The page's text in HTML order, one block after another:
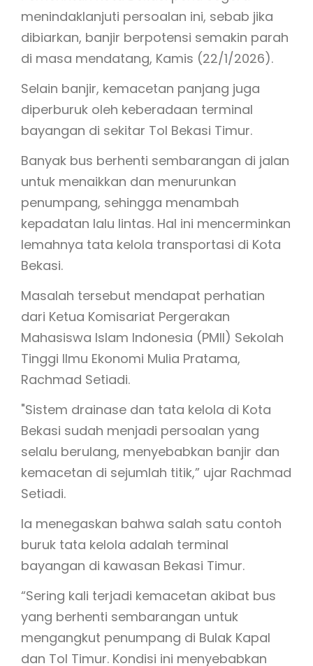
menindaklanjuti persoalan ini, sebab jika
dibiarkan, banjir berpotensi semakin parah
di masa mendatang, Kamis (22/1/2026).
Selain banjir, kemacetan panjang juga
diperburuk oleh keberadaan terminal
bayangan di sekitar Tol Bekasi Timur.
Banyak bus berhenti sembarangan di jalan
untuk menaikkan dan menurunkan
penumpang, sehingga menambah
kepadatan lalu lintas. Hal ini mencerminkan
lemahnya tata kelola transportasi di Kota
Bekasi.
Masalah tersebut mendapat perhatian
dari Ketua Komisariat Pergerakan
Mahasiswa Islam Indonesia (PMII) Sekolah
Tinggi Ilmu Ekonomi Mulia Pratama,
Rachmad Setiadi.
"Sistem drainase dan tata kelola di Kota
Bekasi sudah menjadi persoalan yang
selalu berulang, menyebabkan banjir dan
kemacetan di sejumlah titik,” ujar Rachmad
Setiadi.
Ia menegaskan bahwa salah satu contoh
buruk tata kelola adalah terminal
bayangan di kawasan Bekasi Timur.
“Sering kali terjadi kemacetan akibat bus
yang berhenti sembarangan untuk
mengangkut penumpang di Bulak Kapal
dan Tol Timur. Kondisi ini menyebabkan